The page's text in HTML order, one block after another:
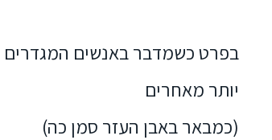
בפרט כשמדבר באנשים המגדרים
יותר מאחרים
(כמבאר באבן העזר סמן כה)